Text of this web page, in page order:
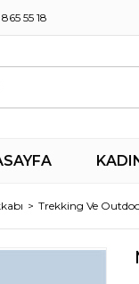
55 18
Trekking Ve